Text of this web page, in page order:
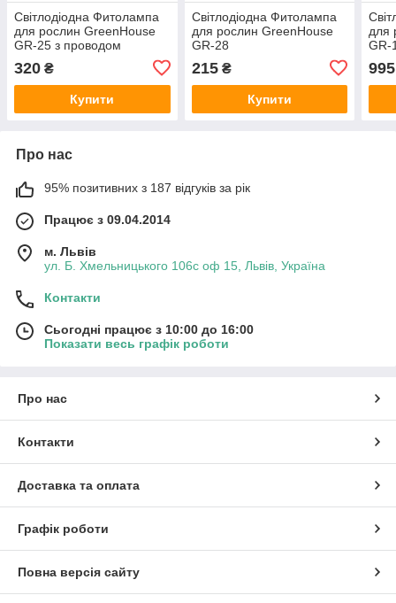
Світлодіодна Фитолампа
для рослин GreenHouse
GR-25 з проводом
320 ₴
Купити
Світлодіодна Фитолампа
для рослин GreenHouse
GR-28
215₴
Купити
для
GR-
995
Про нас
95% позитивних з 187 відгуків за рік
Працює з 09.04.2014
м. Львів
ул. Б. Хмельницького 106с оф 15, Львів, Україна
Контакти
Сьогодні працює з 10:00 до 16:00
Показати весь графік роботи
Про нас
Контакти
Доставка та оплата
Графік роботи
Повна версія сайту